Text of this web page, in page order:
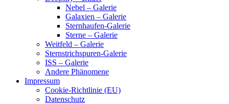
Nebel – Galerie
Galaxien – Galerie
Sternhaufen-Galerie
Sterne – Galerie
Weitfeld – Galerie
Sternstrichspuren-Galerie
ISS – Galerie
Andere Phänomene
Impressum
Cookie-Richtlinie (EU)
Datenschutz